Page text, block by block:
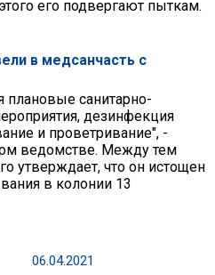
его подвергают пыткам.
в медсанчасть с
плановые санитарно-
дезинфекция
и проветривание", -
ведомстве. Между тем
утверждает, что он истощен
в колонии 13
06.04.2021